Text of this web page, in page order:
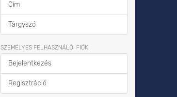
Cím
Tárgyszó
SZEMÉLYES FELHASZNÁLÓI FIÓK
Bejelentkezés
Regisztráció